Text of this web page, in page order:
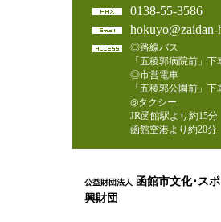
0138-55-3586
hokuyo@zaidan-
◎路線バス
「五稜郭病院前」
◎市営電車
「五稜郭公園前」
◎タクシー
JR函館駅より約15分
函館空港より約20分
公益財団法人 函館市文化･ス
興財団